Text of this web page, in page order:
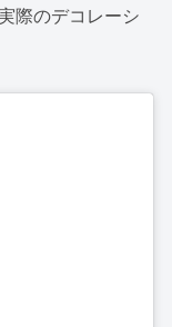
際のデコレーシ